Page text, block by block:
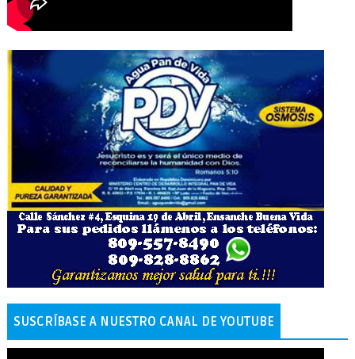
SUSCRÍBASE A NUESTRO CANAL DE YOUTUBE